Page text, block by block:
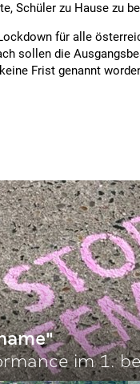
Schüler zu Hause zu
für alle
sollen die
Frist genannt
im 1.